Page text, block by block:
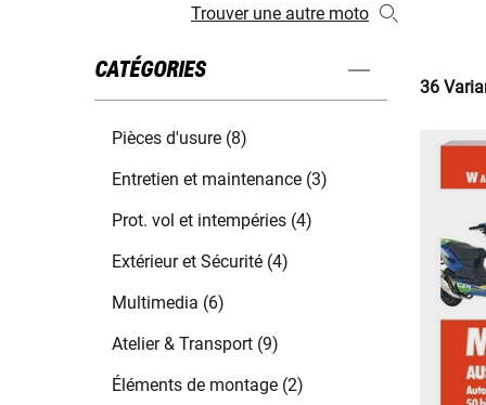
Trouver une autre moto
CATÉGORIES
Pièces d'usure (8)
Entretien et maintenance (3)
Prot. vol et intempéries (4)
Extérieur et Sécurité (4)
Multimedia (6)
Atelier & Transport (9)
Éléments de montage (2)
36